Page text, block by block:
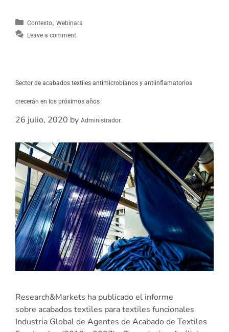
Contexto, Webinars
Leave a comment
Sector de acabados textiles antimicrobianos y antiinflamatorios
crecerán en los próximos años
26 julio, 2020 by Administrador
Research&Markets ha publicado el informe
sobre acabados textiles para textiles funcionales
Industria Global de Agentes de Acabado de Textiles